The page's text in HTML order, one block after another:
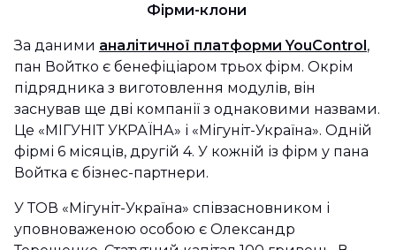
Фірми-клони
За даними аналітичної платформи YouControl,
пан Войтко є бенефіціаром трьох фірм. Окрім
підрядника з виготовлення модулів, він
заснував ще дві компанії з однаковими назвами.
Це «МІГУНІТ УКРАЇНА» і «Мігуніт-Україна». Одній
фірмі 6 місяців, другій 4. У кожній із фірм у пана
Войтка є бізнес-партнери.
У ТОВ «Мігуніт-Україна» співзасновником і
уповноваженою особою є Олександр